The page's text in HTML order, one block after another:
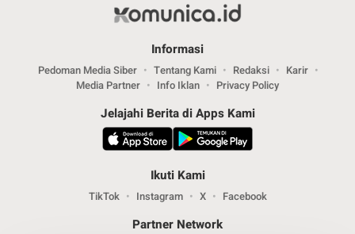
Informasi
Pedoman Media Siber Tentang Kami Redaksi
Karir
Media Partner
Info Iklan Privacy Policy
Jelajahi Berita di Apps Kami
Ikuti Kami
TikTok Instagram X Facebook
Partner Network